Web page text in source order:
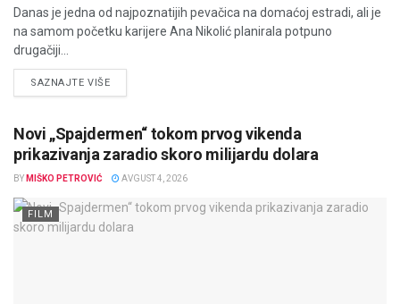
Danas je jedna od najpoznatijih pevačica na domaćoj estradi, ali je
na samom početku karijere Ana Nikolić planirala potpuno
drugačiji...
SAZNAJTE VIŠEDETAILS
Novi „Spajdermen“ tokom prvog vikenda
prikazivanja zaradio skoro milijardu dolara
BY MIŠKO PETROVIĆ AVGUST 4, 2026
FILM